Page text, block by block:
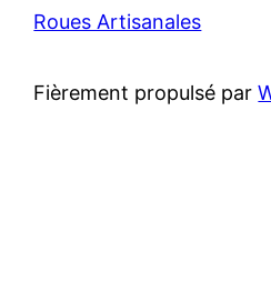
Roues Artisanales
Fièrement propulsé par